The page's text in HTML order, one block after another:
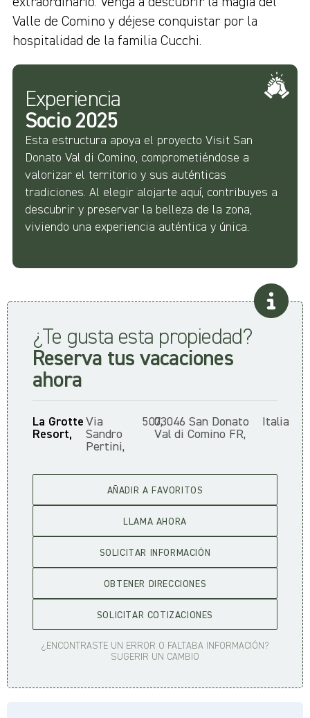
Valle de Comino y déjese conquistar por la
hospitalidad de la familia Cucchi.
Experiencia
Socio 2025
Esta estructura apoya el proyecto Visit San
Donato Val di Comino, comprometiéndose a
valorizar el territorio y sus auténticas
tradiciones. Al elegir alojarte aquí, contribuyes a
descubrir y preservar la belleza de la zona,
viviendo una experiencia auténtica y única.
¿Te gusta esta propiedad?
Reserva tus vacaciones
ahora
La Grotte
Resort,
Via
Sandro
Pertini,
507,03046 San Donato
Val di Comino FR,
Italia
AÑADIR A FAVORITOS
LLAMA AHORA
SOLICITAR INFORMACIÓN
OBTENER DIRECCIONES
SOLICITAR COTIZACIONES
¿ENCONTRASTE UN ERROR O FALTABA INFORMACIÓN?
SUGERIR UN CAMBIO